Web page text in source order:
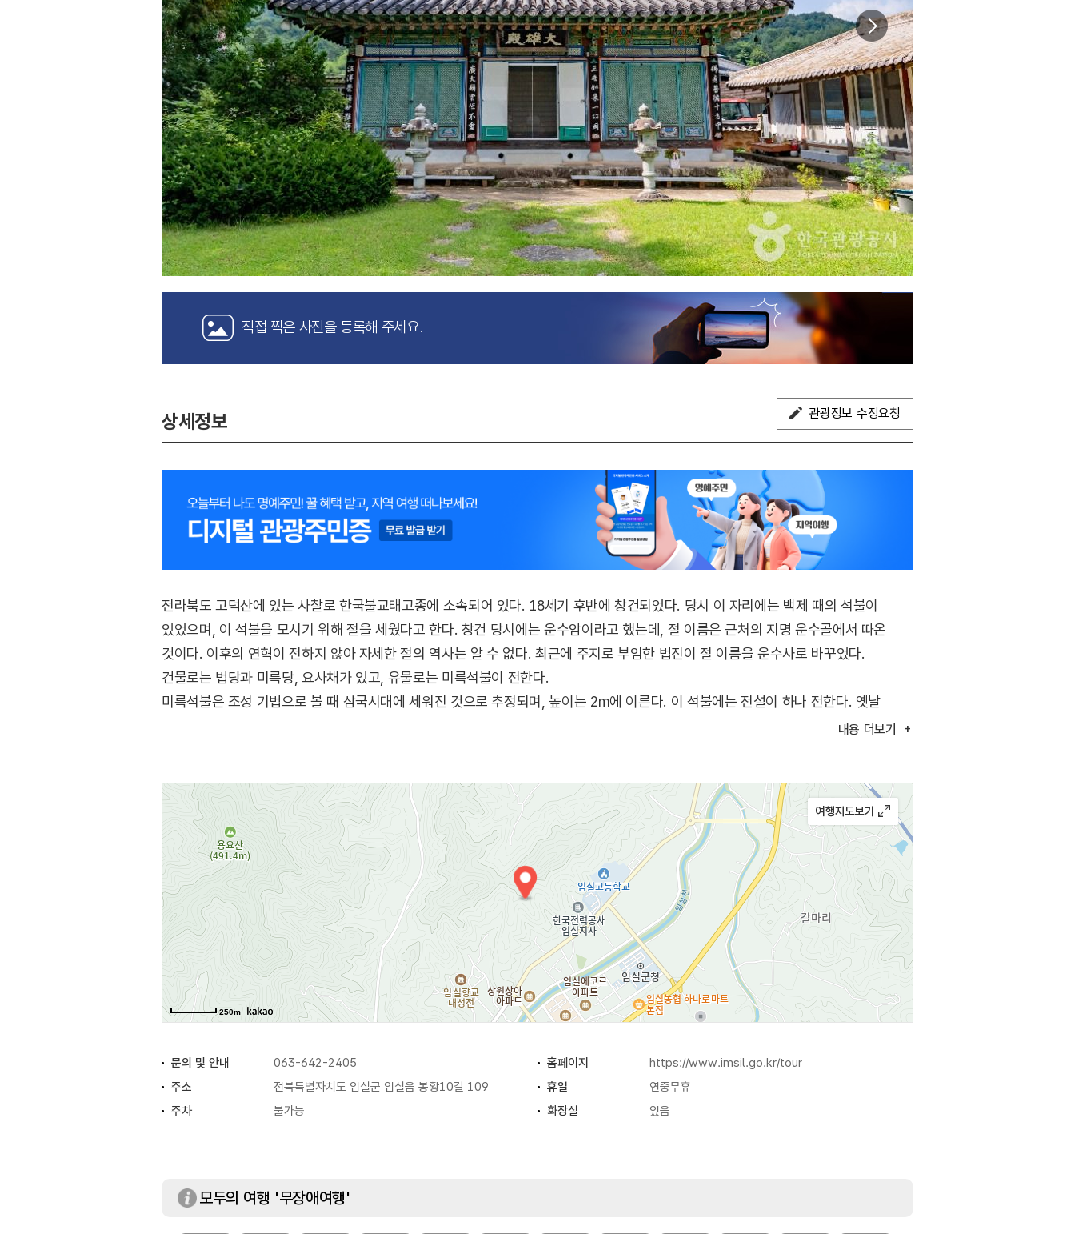
직접 찍은 사진을 등록해 주세요.
상세정보 관광정보 수정요청
전라북도 고덕산에 있는 사찰로 한국불교태고종에 소속되어 있다. 18세기 후반에 창건되었다. 당시 이 자리에는 백제 때의 석불이
있었으며, 이 석불을 모시기 위해 절을 세웠다고 한다. 창건 당시에는 운수암이라고 했는데, 절 이름은 근처의 지명 운수골에서 따온
것이다. 이후의 연혁이 전하지 않아 자세한 절의 역사는 알 수 없다. 최근에 주지로 부임한 법진이 절 이름을 운수사로 바꾸었다.
건물로는 법당과 미륵당, 요사채가 있고, 유물로는 미륵석불이 전한다.
미륵석불은 조성 기법으로 볼 때 삼국시대에 세워진 것으로 추정되며, 높이는 2m에 이른다. 이 석불에는 전설이 하나 전한다. 옛날
화적떼가 임실읍의 부잣집만 골라 재산을 훔쳐 달아났다. 이들은 밤새도록 도망 다녔으나 계속 읍내만 맴돌다가 붙잡혔는데, 이는
내용 더보기
250m
문의 및 안내 063-642-2405 홈페이지
https://www.imsil.go.kr/tour
주소
전북특별자치도 임실군 임실읍 봉황10길 109 휴일
연중무휴
주차
불가능 화장실 있음
모두의 여행 '무장애여행'